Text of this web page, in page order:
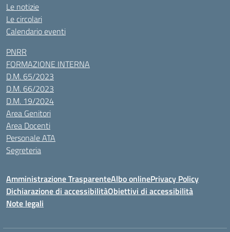
Le notizie
Le circolari
Calendario eventi
PNRR
FORMAZIONE INTERNA
D.M. 65/2023
D.M. 66/2023
D.M. 19/2024
Area Genitori
Area Docenti
Personale ATA
Segreteria
Amministrazione TrasparenteAlbo onlinePrivacy Policy
Dichiarazione di accessibilitàObiettivi di accessibilità
Note legali